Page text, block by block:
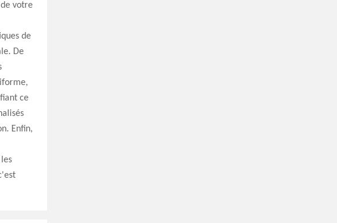
votre
de
De
ce
Enfin,